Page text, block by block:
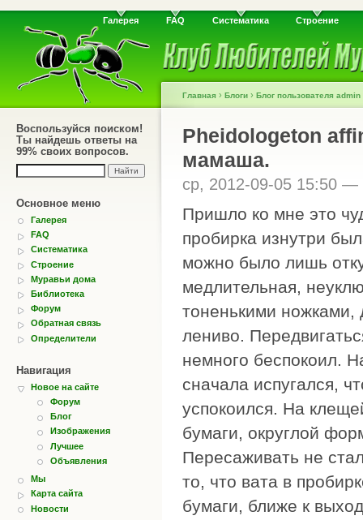
Галерея FAQ Систематика Строение
Воспользуйся поиском!
Ты найдешь ответы на
99% своих вопросов.
Основное меню
Галерея
FAQ
Систематика
Строение
Муравьи дома
Библиотека
Форум
Обратная связь
Определители
Навигация
Новое на сайте
Форум
Блог
Изображения
Лучшее
Объявления
Мы
Карта сайта
Новости
Главная › Блоги › Блог пользователя admin
Pheidologeton
мамаша.
ср, 2012-09-05 15:50 —
Пришло ко мне это
пробирка изнутри
можно было лишь
медлительная,
тоненькими
лениво.
немного беспокоил.
сначала испугался,
успокоился. На
бумаги, округлой
Пересаживать не
то, что вата в
бумаги, ближе к